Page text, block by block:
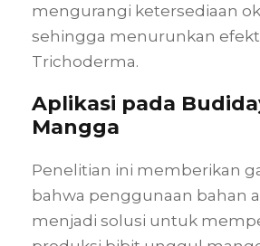
mengurangi ketersediaan
sehingga menurunkan
Trichoderma.
Aplikasi pada
Mangga
Penelitian ini memberikan
bahwa penggunaan bahan
menjadi solusi untuk